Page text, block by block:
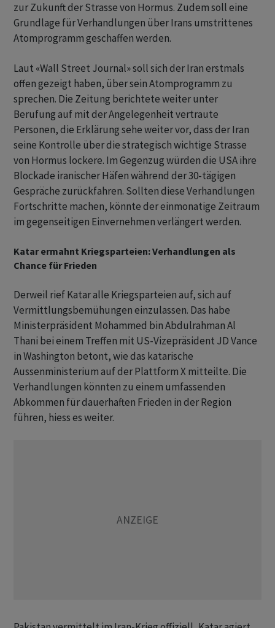
zur Zukunft der Strasse von Hormus. Zudem soll eine
Grundlage für Verhandlungen über Irans umstrittenes
Atomprogramm geschaffen werden.
Laut «Wall Street Journal» soll sich der Iran erstmals
offen gezeigt haben, über sein Atomprogramm zu
sprechen. Die Zeitung berichtete weiter unter
Berufung auf mit der Angelegenheit vertraute
Personen, die Erklärung sehe weiter vor, dass der Iran
seine Kontrolle über die strategisch wichtige Strasse
von Hormus lockere. Im Gegenzug würden die USA ihre
Blockade iranischer Häfen während der 30-tägigen
Gespräche zurückfahren. Sollten diese Verhandlungen
Fortschritte machen, könnte der einmonatige Zeitraum
im gegenseitigen Einvernehmen verlängert werden.
Katar ermahnt Kriegsparteien: Verhandlungen als
Chance für Frieden
Derweil rief Katar alle Kriegsparteien auf, sich auf
Vermittlungsbemühungen einzulassen. Das habe
Ministerpräsident Mohammed bin Abdulrahman Al
Thani bei einem Treffen mit US-Vizepräsident JD Vance
in Washington betont, wie das katarische
Aussenministerium auf der Plattform X mitteilte. Die
Verhandlungen könnten zu einem umfassenden
Abkommen für dauerhaften Frieden in der Region
führen, hiess es weiter.